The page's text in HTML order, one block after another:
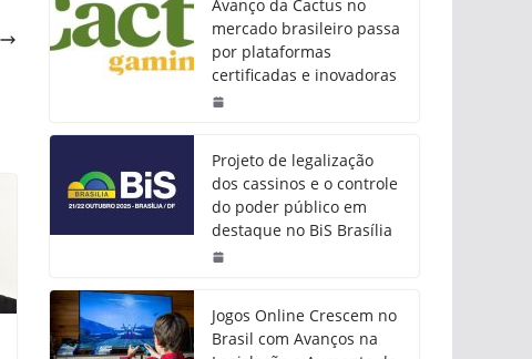
Avanço da Cactus no
mercado brasileiro passa
por plataformas
certificadas e inovadoras
Projeto de legalização
dos cassinos e o controle
do poder público em
destaque no BiS Brasília
Jogos Online Crescem no
Brasil com Avanços na